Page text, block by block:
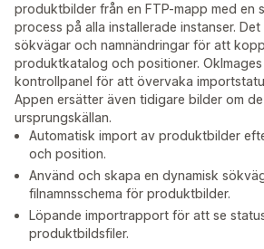
produktbilder från en FTP-mapp med en
process på alla installerade instanser.
sökvägar och namnändringar för att
produktkatalog och positioner.
kontrollpanel för att övervaka
Appen ersätter även tidigare bilder om
ursprungskällan.
Automatisk import av produktbilder
och position.
Använd och skapa en dynamisk
filnamnsschema för produktbilder.
Löpande importrapport för att se
produktbildsfiler.